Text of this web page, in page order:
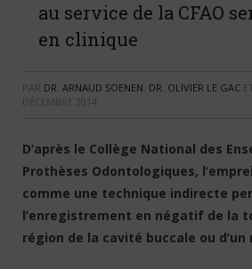
au service de la CFAO
en clinique
PAR DR. ARNAUD SOENEN DR. OLIVIER LE GAC ET
DÉCEMBRE 2014
D’après le Collège National des
Prothèses Odontologiques,
comme une technique indirecte
l’enregistrement en négatif de la
région de la cavité buccale ou d’un